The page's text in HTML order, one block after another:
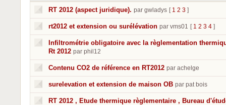
RT 2012 (aspect juridique). par gwladys [ 1 2 3 ]
rt2012 et extension ou surélévation par vms01 [ 1 2 3 4 ]
Infiltrométrie obligatoire avec la règlementation
Rt 2012 par phil12
Contenu CO2 de référence en RT2012 par achelge
surelevation et extension de maison OB par pat bois
RT 2012 , Etude thermique règlementaire , Bureau